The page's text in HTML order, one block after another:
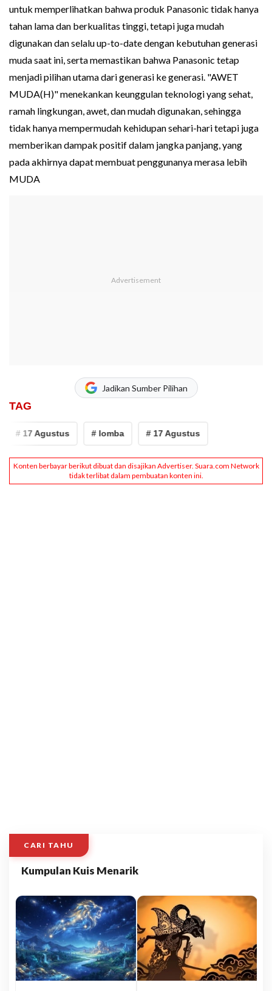
untuk memperlihatkan bahwa produk Panasonic tidak hanya
tahan lama dan berkualitas tinggi, tetapi juga mudah
digunakan dan selalu up-to-date dengan kebutuhan generasi
muda saat ini, serta memastikan bahwa Panasonic tetap
menjadi pilihan utama dari generasi ke generasi. "AWET
MUDA(H)" menekankan keunggulan teknologi yang sehat,
ramah lingkungan, awet, dan mudah digunakan, sehingga
tidak hanya mempermudah kehidupan sehari-hari tetapi juga
memberikan dampak positif dalam jangka panjang, yang
pada akhirnya dapat membuat penggunanya merasa lebih
MUDA
Jadikan Sumber Pilihan
TAG
# 17 Agustus # lomba # 17 Agustus
CARI TAHU
Kumpulan Kuis Menarik